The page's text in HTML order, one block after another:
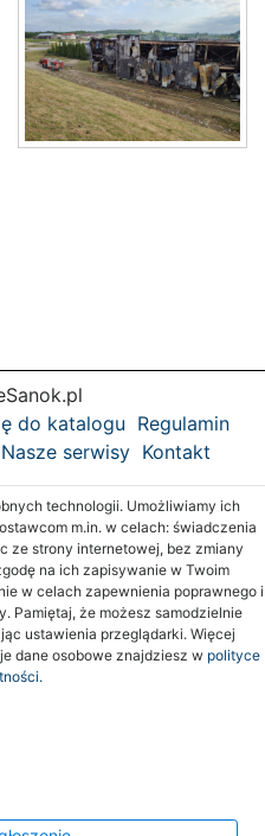
do katalogu Regulamin
Nasze serwisy Kontakt
technologii. Umożliwiamy ich
m.in. w celach: świadczenia
ze strony internetowej, bez zmiany
na ich zapisywanie w Twoim
w celach zapewnienia poprawnego i
Pamiętaj, że możesz samodzielnie
ustawienia przeglądarki. Więcej
dane osobowe znajdziesz w polityce